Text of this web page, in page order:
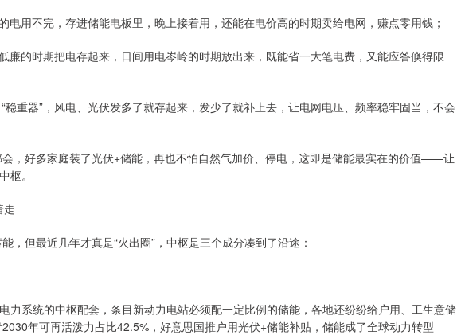
电用不完，存进储能电板里，晚上接着用，还能在电价高的时期卖给电网，赚点零用钱；
廉的时期把电存起来，日间用电岑岭的时期放出来，既能省一大笔电费，又能应答倏得限
重器”，风电、光伏发多了就存起来，发少了就补上去，让电网电压、频率稳牢固当，不会
，好多家庭装了光伏+储能，再也不怕自然气加价、停电，这即是储能最实在的价值——让
枢。
走
，但最近几年才真是“火出圈”，中枢是三个成分凑到了沿途：
力系统的中枢配套，条目新动力电站必须配一定比例的储能，各地还纷纷给户用、工生意储
年可再活泼力占比42.5%，好意思国推户用光伏+储能补贴，储能成了全球动力转型